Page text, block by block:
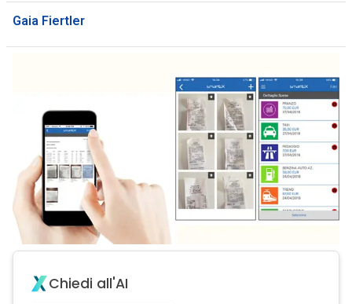
Gaia Fiertler
Chiedi all'AI